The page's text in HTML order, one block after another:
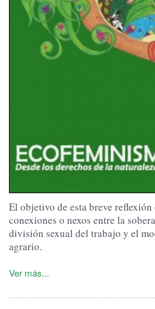
El objetivo de esta breve
conexiones o nexos entre la
división sexual del trabajo y el
agrario.
Ver más...